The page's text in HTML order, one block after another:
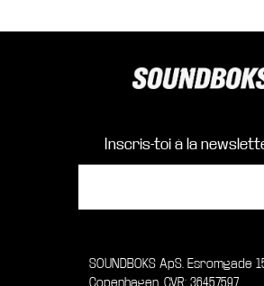
Inscris-toi à la
SOUNDBOKS ApS. Esromgade
Copenhagen. CVR: 36457597.